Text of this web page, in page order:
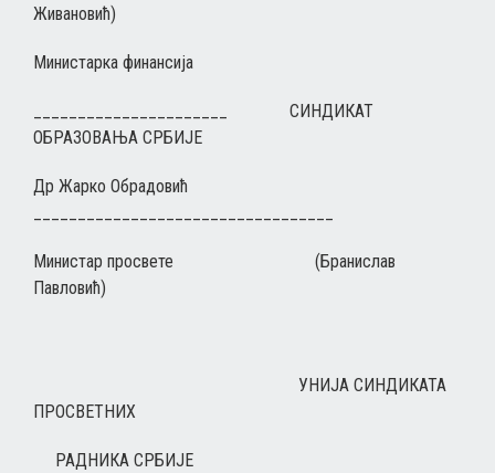
Живановић)
Министарка финансија
______________________ СИНДИКАТ
ОБРАЗОВАЊА СРБИЈЕ
Др Жарко Обрадовић
Министар просвете (Бранислав
Павловић)
УНИЈА СИНДИКАТА
ПРОСВЕТНИХ
РАДНИКА СРБИЈЕ